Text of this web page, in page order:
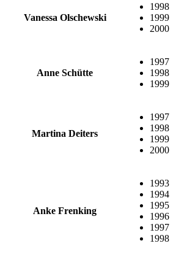
Vanessa Olschewski
1998
1999
2000
Anne Schütte
1997
1998
1999
Martina Deiters
1997
1998
1999
2000
Anke Frenking
1993
1994
1995
1996
1997
1998